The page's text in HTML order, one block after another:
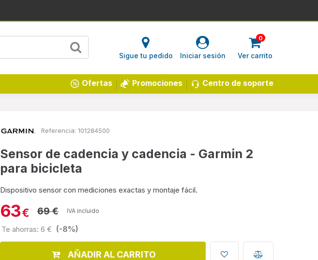
Sigue tu pedido Iniciar sesión
0
Ver carrito
Centro de soporte
Promociones
Ofertas
Referencia: 101284500
Sensor de cadencia y cadencia - Garmin 2
para bicicleta
Dispositivo sensor con mediciones exactas y montaje fácil.
63€ 69 € IVA incluido
Te ahorras: 6 € (-8%)
AÑADIR AL CARRITO